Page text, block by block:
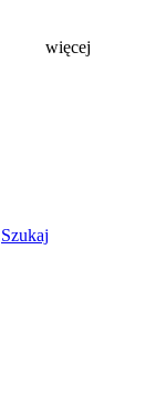
więcej
Szukaj